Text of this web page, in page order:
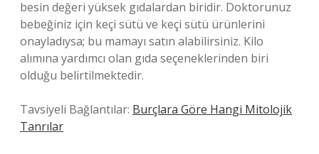
besin değeri yüksek gıdalardan biridir. Doktorunuz
bebeğiniz için keçi sütü ve keçi sütü ürünlerini
onayladıysa; bu mamayı satın alabilirsiniz. Kilo
alımına yardımcı olan gıda seçeneklerinden biri
olduğu belirtilmektedir.
Tavsiyeli Bağlantılar: Burçlara Göre Hangi Mitolojik
Tanrılar